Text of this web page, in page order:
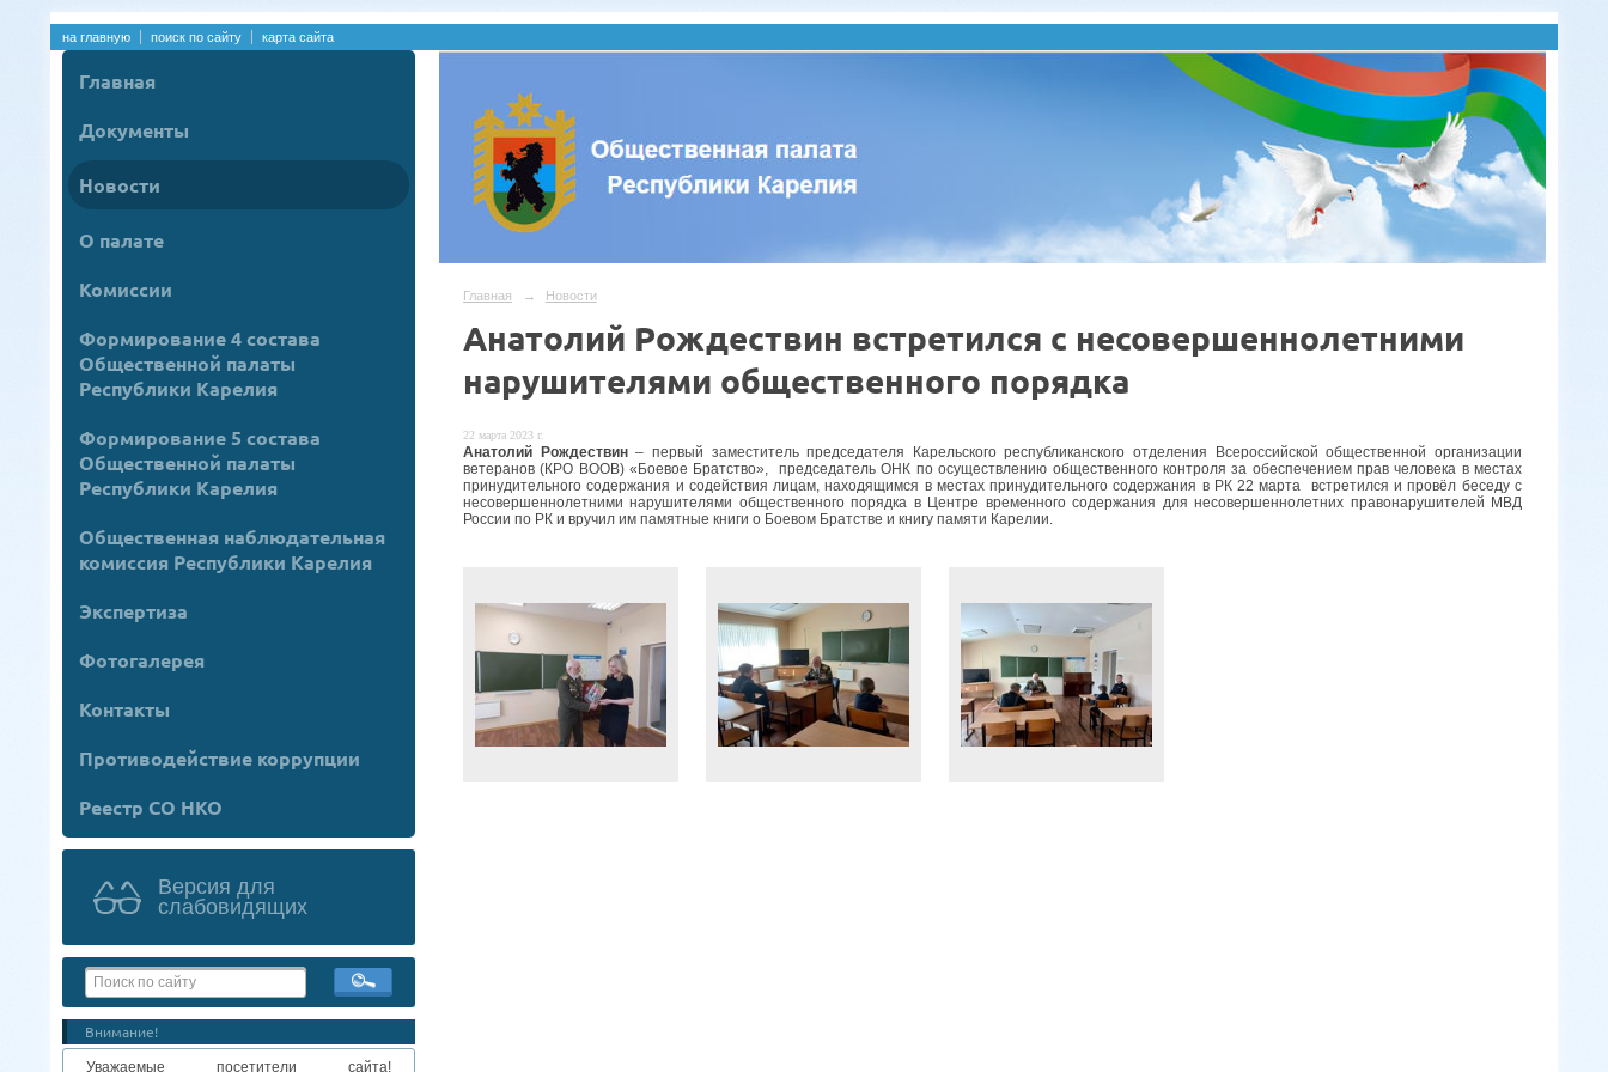
на главную поиск по сайту карта сайта
Главная
Документы
Новости
О палате
Комиссии
Формирование 4 состава
Общественной палаты
Республики Карелия
Формирование 5 состава
Общественной палаты
Республики Карелия
Общественная наблюдательная
комиссия Республики Карелия
Экспертиза
Фотогалерея
Контакты
Противодействие коррупции
Реестр СО НКО
Версия для
слабовидящих
Внимание!
Уважаемые посетители сайта!
Главная → Новости
Анатолий Рождествин встретился с несовершеннолетними
нарушителями общественного порядка
22 марта 2023 г.
Анатолий Рождествин– первый заместитель председателя Карельского республиканского отделения Всероссийской общественной организации
ветеранов (КРО ВООВ) «Боевое Братство», председатель ОНК по осуществлению общественного контроля за обеспечением прав человека в местах
принудительного содержания и содействия лицам, находящимся в местах принудительного содержания в РК 22 марта встретился и провёл беседу с
несовершеннолетними нарушителями общественного порядка в Центре временного содержания для несовершеннолетних правонарушителей МВД
России по РК и вручил им памятные книги о Боевом Братстве и книгу памяти Карелии.